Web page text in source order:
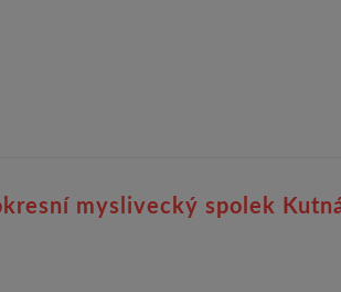
myslivecký spolek